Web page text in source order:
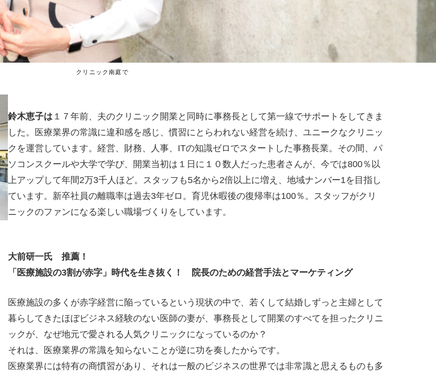
クリニック南庭で
鈴木恵子は １７年前、夫のクリニック開業と同時に事務長として第一線でサポートをしてきま
した。医療業界の常識に違和感を感じ、慣習にとらわれない経営を続け、ユニークなクリニ ッ
クを運営しています。経営、財務、人事、ITの知識ゼロでスタートした事務長業。その間、パ
ソコンスクールや大学で学び、開業当初は１日に１０数人だった患者さんが、今では800％以
上アップして年間2万3千人ほど。スタッフも5名から2倍以上に増え、地域ナンバー1を目指し
ています。新卒社員の離職率は過去3年ゼロ。育児休暇後の復帰率は100％。スタッフがクリ
ニックのファンになる楽しい職場づくりをしています。
大前研一氏 推薦！
「医療施設の3割が赤字」時代を生き抜く！ 院長のための経営手法とマーケティング
医療施設の多くが赤字経営に陥っているという現状の中で、若くして結婚しずっと主婦として
暮らしてきたほぼビジネス経験のない医師の妻が、事務長として開業のすべてを担ったクリニ
ックが、なぜ地元で愛される人気クリニックになっているのか？
それは、医療業界の常識を知らないことが逆に功を奏したからです。
医療業界には特有の商慣習があり、それは一般のビジネスの世界では非常識と思えるものも多